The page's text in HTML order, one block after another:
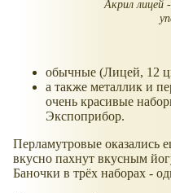
Акрил лицей
обычные (Лицей, 12
а также металлик и
очень красивые
Экспоприбор.
Перламутровые оказались
вкусно пахнут вкусным
Баночки в трёх наборах -